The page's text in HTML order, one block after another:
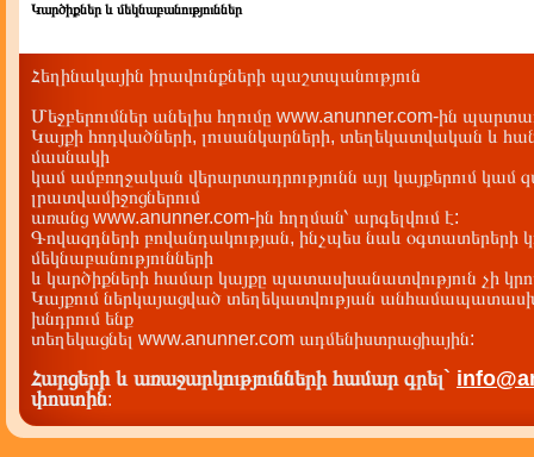
Կարծիքներ և մեկնաբանություններ
Հեղինակային իրավունքների պաշտպանություն
Մեջբերումներ անելիս հղումը www.anunner.com-ին
Կայքի հոդվածների, լուսանկարների, տեղեկատվական և
մասնակի
կամ ամբողջական վերարտադրությունն այլ կայքերում կամ
լրատվամիջոցներում
առանց www.anunner.com-ին հղղման՝ արգելվում է:
Գովազդների բովանդակության, ինչպես նաև օգտատերերի
մեկնաբանությունների
և կարծիքների համար կայքը պատասխանատվություն չի
Կայքում ներկայացված տեղեկատվության
խնդրում ենք
տեղեկացնել www.anunner.com ադմենիստրացիային:
Հարցերի և առաջարկությունների համար գրել`
փոստին: